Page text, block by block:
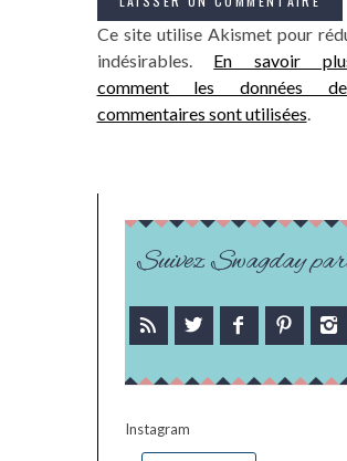
Ce site utilise Akismet pour
indésirables. En savoir
comment les données
commentaires sont utilisées.
Suivez Swagday
Instagram